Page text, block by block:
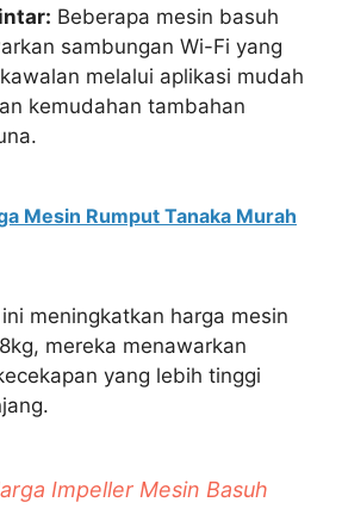
Beberapa mesin basuh
sambungan Wi-Fi yang
melalui aplikasi mudah
kemudahan tambahan
Mesin Rumput Tanaka Murah
meningkatkan harga mesin
mereka menawarkan
yang lebih tinggi
Impeller Mesin Basuh